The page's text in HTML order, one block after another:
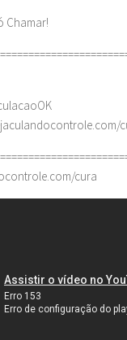
Chamar!
cura